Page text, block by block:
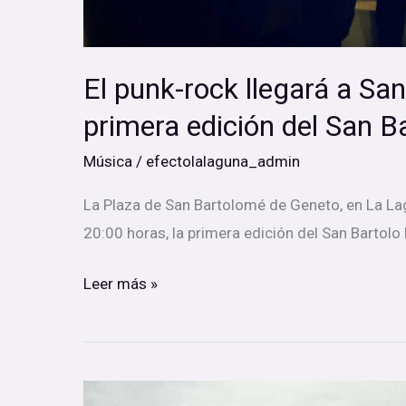
El punk-rock llegará a
primera edición del San
Música / efectolalaguna_admin
La Plaza de San Bartolomé de Geneto, en La
20:00 horas, la primera edición del San Bartolo
Leer más »